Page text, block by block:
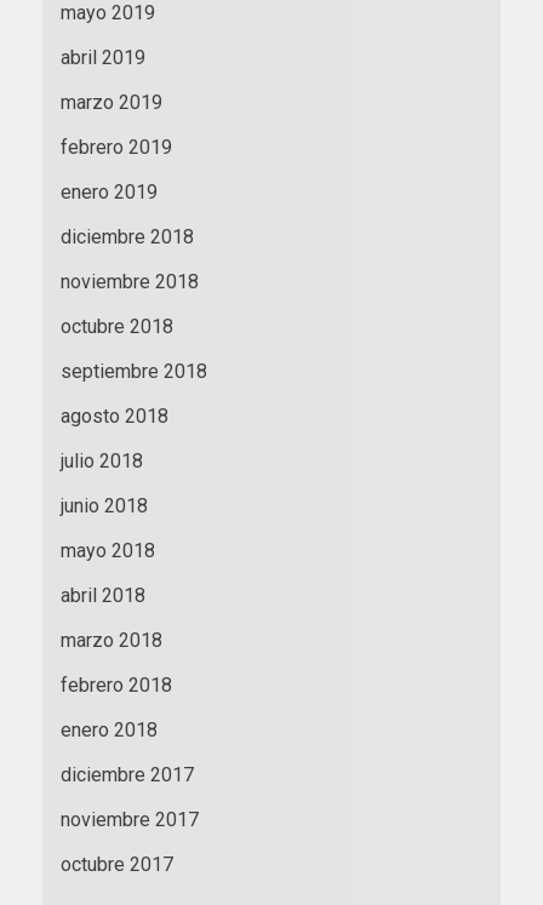
mayo 2019
abril 2019
marzo 2019
febrero 2019
enero 2019
diciembre 2018
noviembre 2018
octubre 2018
septiembre 2018
agosto 2018
julio 2018
junio 2018
mayo 2018
abril 2018
marzo 2018
febrero 2018
enero 2018
diciembre 2017
noviembre 2017
octubre 2017